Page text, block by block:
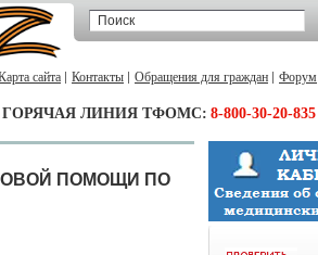
сайта Контакты Обращения для граждан Форум
ГОРЯЧАЯ ЛИНИЯ ТФОМС: 8-800-30-20-835
ПОМОЩИ ПО